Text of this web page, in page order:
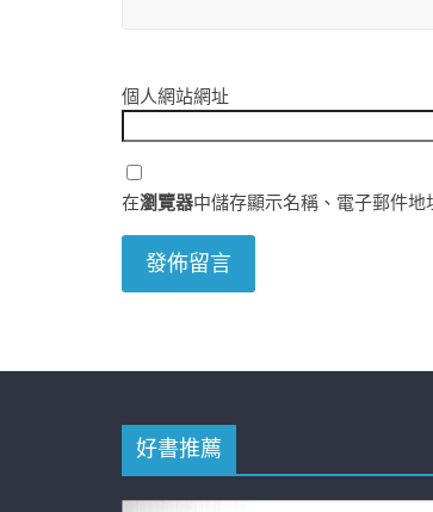
個人網站網址
在瀏覽器中儲存顯示名稱、電子郵件地
好書推薦